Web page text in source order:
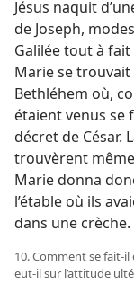
Jésus naquit
de Joseph,
Galilée tout à fait
Marie se trouvait
Bethléhem où,
étaient venus
décret de César.
trouvèrent
Marie donna
l’étable où ils
dans une crèche.
10. Comment se fait-​
eut-​il sur l’attitude